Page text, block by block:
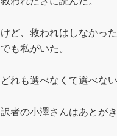
けど、救われはしなかった
でも私がいた。
どれも選べなくて選べな
訳者の小澤さんはあとが